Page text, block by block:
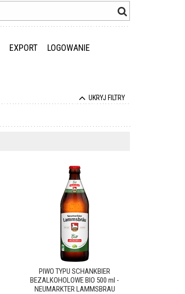
EXPORT LOGOWANIE
UKRYJ FILTRY
PIWO TYPU SCHANKBIER
BEZALKOHOLOWE BIO 500 ml -
NEUMARKTER LAMMSBRAU